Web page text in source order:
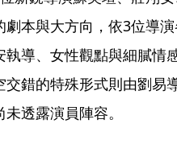
劇本與大方向，依3位導
導、女性觀點與細膩情
錯的特殊形式則由劉易
透露演員陣容。